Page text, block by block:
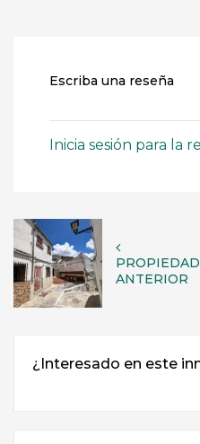
Escriba una reseña
Inicia sesión para la
PROPIEDAD
ANTERIOR